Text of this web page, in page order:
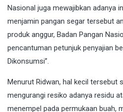
Nasional juga mewajibkan adanya
menjamin pangan segar tersebut
produk anggur, Badan Pangan
pencantuman petunjuk penyajian
Dikonsumsi”.
Menurut Ridwan, hal kecil tersebut
mengurangi resiko adanya residu
menempel pada permukaan buah,